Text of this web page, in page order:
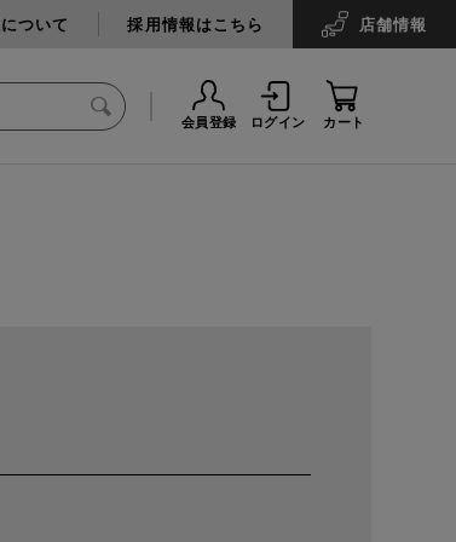
ついて 採用情報はこちら 店舗情報
会員登録 ログイン カート